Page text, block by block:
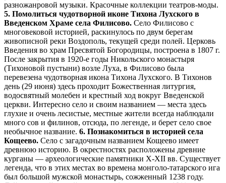
разножанровой музыки. Красочные коллекции театров-моды.
5. Помолиться чудотворной иконе Тихона Лухского в
Введенском Храме села Филисово. Село Филисово с
многовековой историей, раскинулось по двум берегам
живописной реки Воздополь, текущей среди полей. Церковь
Введения во храм Пресвятой Богородицы, построена в 1807 г.
После закрытия в 1920-е годы Никольского монастыря
(Тихоновой пустыни) возле Луха, в Филисово была
перевезена чудотворная икона Тихона Лухского. В Тихонов
день (29 июня) здесь проходит Божественная литургия,
водосвятный молебен и крестный ход вокруг Введенской
церкви. Интересно село и своим названием — места здесь
глухие и очень лесистые, местные жители всегда наблюдали
много сов и филинов, отсюда, по легенде, и берет село свое
необычное название. 6. Познакомиться в историей села
Кощеево. Село с загадочным названием Кощеево имеет
древнюю историю. В окрестностях расположены древние
курганы — археологические памятники X-XII вв. Существует
легенда, что в этих местах во времена монголо-татарского ига
был большой мужской монастырь, сожженный 1238 году.